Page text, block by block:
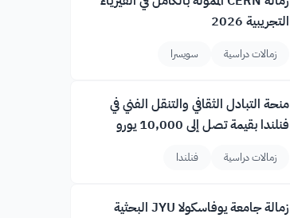
التجريبية 2026
زمالات دراسية سويسرا
منحة التبادل الثقافي والتنقل الفني في
فنلندا بقيمة تصل إلى 10,000 يورو
زمالات دراسية فنلندا
زمالة جامعة يوفاسكولا JYU البحثية